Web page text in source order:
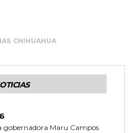
CHIHUAHUA
gobernadora Maru Campos